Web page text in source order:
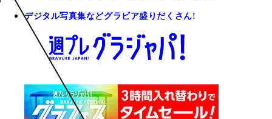
デジタル写真集などグラビア盛りだくさん!